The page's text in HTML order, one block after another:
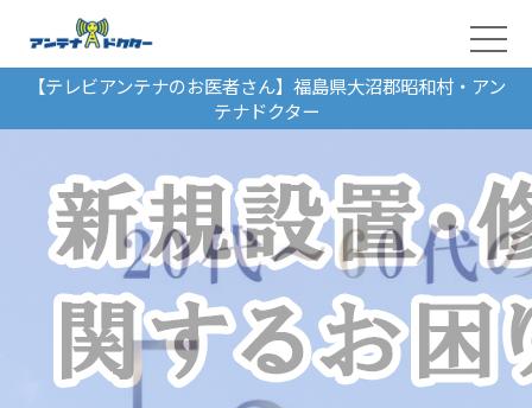
【テレビアンテナのお医者さん】福島県大沼郡昭和村・アン
テナドクター